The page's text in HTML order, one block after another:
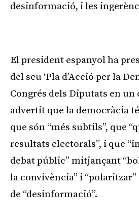
desinformació, i les
El president espanyol ha
del seu ‘Pla d’Acció per la
Congrés dels Diputats en un
advertit que la democràcia
que són “més subtils”, que
resultats electorals”, i que
debat públic” mitjançant
la convivència” i
de “desinformació”.